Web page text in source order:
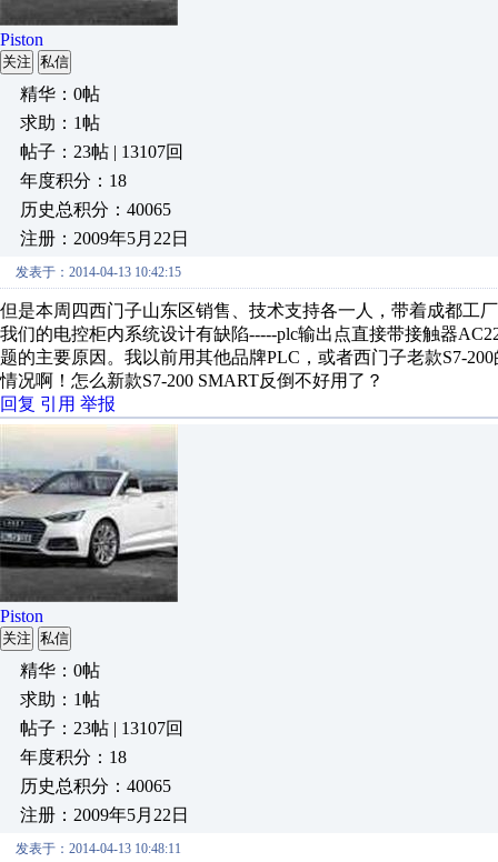
Piston
关注 私信
精华：0帖
求助：1帖
帖子：23帖 | 13107回
年度积分：18
历史总积分：40065
注册：2009年5月22日
发表于：2014-04-13 10:42:15
但是本周四西门子山东区销售、技术支持各一人，带着成都工
我们的电控柜内系统设计有缺陷-----plc输出点直接带接触器
题的主要原因。我以前用其他品牌PLC，或者西门子老款S7-
情况啊！怎么新款S7-200 SMART反倒不好用了？
回复 引用 举报
Piston
关注 私信
精华：0帖
求助：1帖
帖子：23帖 | 13107回
年度积分：18
历史总积分：40065
注册：2009年5月22日
发表于：2014-04-13 10:48:11